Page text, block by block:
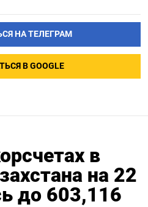
НА ТЕЛЕГРАМ
В GOOGLE
в
на 22
до 603,116